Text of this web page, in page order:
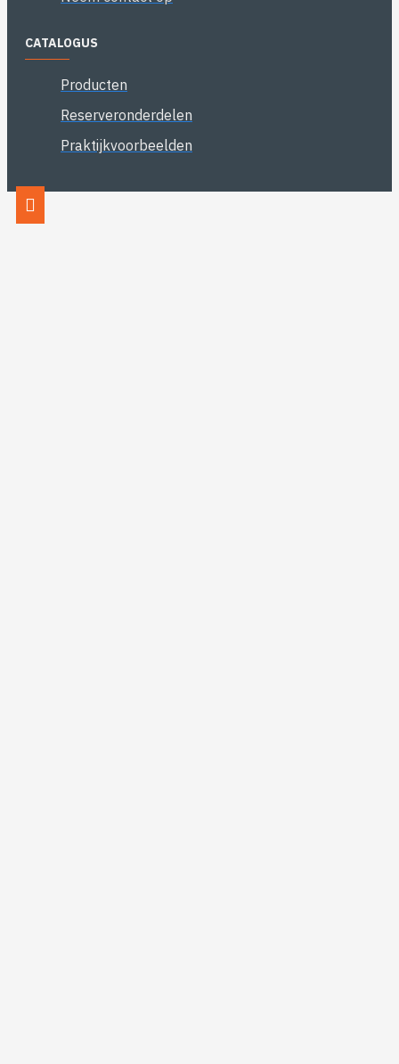
CATALOGUS
Producten
Reserveronderdelen
Praktijkvoorbeelden